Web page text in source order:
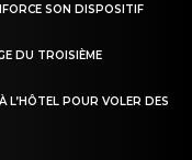
SON DISPOSITIF
DU TROISIÈME
L’HÔTEL POUR VOLER DES